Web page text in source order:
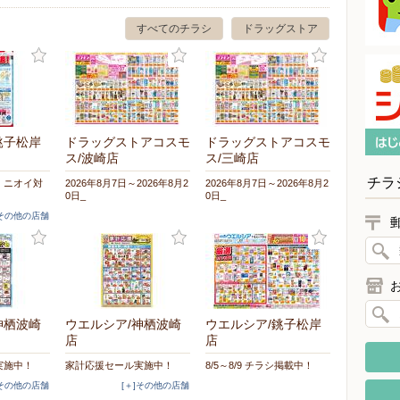
ドラッグストア
すべてのチラシ
子松岸
ニオイ対
の他の店舗
ドラッグストアコスモ
ス/波崎店
2026年8月7日～2026年8月2
0日_
ドラッグストアコスモ
ス/三崎店
2026年8月7日～2026年8月2
0日_
栖波崎
中！
の他の店舗
ウエルシア/神栖波崎
店
家計応援セール実施中！
[＋]その他の店舗
ウエルシア/銚子松岸
店
8/5～8/9 チラシ掲載中！
チラ